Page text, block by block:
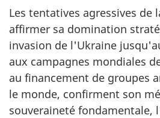
Les tentatives agressives de
affirmer sa domination
invasion de l'Ukraine
aux campagnes mondiales
au financement de groupes
le monde, confirment son
souveraineté fondamentale,